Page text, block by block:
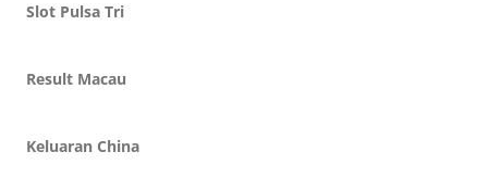
Slot Pulsa Tri
Result Macau
Keluaran China